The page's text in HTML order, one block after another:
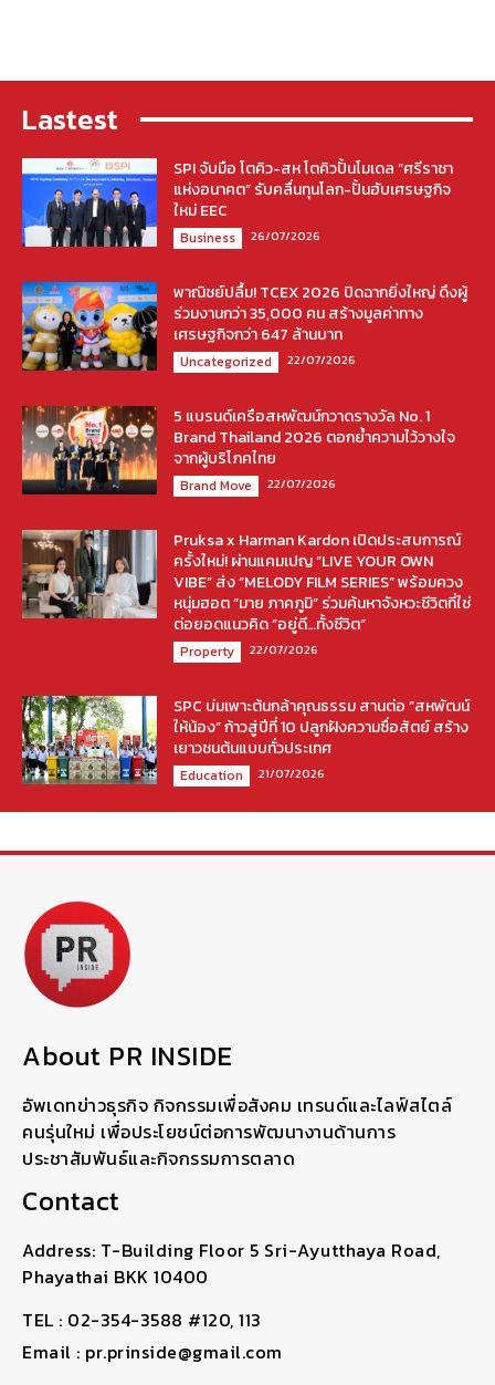
Lastest
SPI จับมือ โตคิว-สห โตคิวปั้นโมเดล “ศรีราชา
แห่งอนาคต” รับคลื่นทุนโลก-ปั้นฮับเศรษฐกิจ
ใหม่ EEC
Business 26/07/2026
พาณิชย์ปลื้ม! TCEX 2026 ปิดฉากยิ่งใหญ่ ดึงผู้
ร่วมงานกว่า 35,000 คน สร้างมูลค่าทาง
เศรษฐกิจกว่า 647 ล้านบาท
Uncategorized 22/07/2026
5 แบรนด์เครือสหพัฒน์กวาดรางวัล No. 1
Brand Thailand 2026 ตอกย้ำความไว้วางใจ
จากผู้บริโภคไทย
Brand Move 22/07/2026
Pruksa x Harman Kardon เปิดประสบการณ์
ครั้งใหม่! ผ่านแคมเปญ “LIVE YOUR OWN
VIBE” ส่ง “MELODY FILM SERIES” พร้อมควง
หนุ่มฮอต “มาย ภาคภูมิ” ร่วมค้นหาจังหวะชีวิตที่ใช่
ต่อยอดแนวคิด “อยู่ดี…ทั้งชีวิต”
Property 22/07/2026
SPC บ่มเพาะต้นกล้าคุณธรรม สานต่อ “สหพัฒน์
ให้น้อง” ก้าวสู่ปีที่ 10 ปลูกฝังความซื่อสัตย์ สร้าง
เยาวชนต้นแบบทั่วประเทศ
Education 21/07/2026
About PR INSIDE
อัพเดทข่าวธุรกิจ กิจกรรมเพื่อสังคม เทรนด์และไลฟ์สไตล์
คนรุ่นใหม่ เพื่อประโยชน์ต่อการพัฒนางานด้านการ
ประชาสัมพันธ์และกิจกรรมการตลาด
Contact
Address: T-Building Floor 5 Sri-Ayutthaya Road,
Phayathai BKK 10400
TEL : 02-354-3588 #120, 113
Email : pr.prinside@gmail.com